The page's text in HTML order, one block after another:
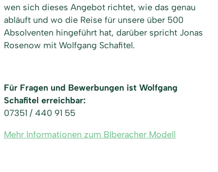
wen sich dieses Angebot richtet, wie das genau
abläuft und wo die Reise für unsere über 500
Absolventen hingeführt hat, darüber spricht Jonas
Rosenow mit Wolfgang Schafitel.
Für Fragen und Bewerbungen ist Wolfgang
Schafitel erreichbar:
07351 / 440 91 55
Mehr Informationen zum BIberacher Modell